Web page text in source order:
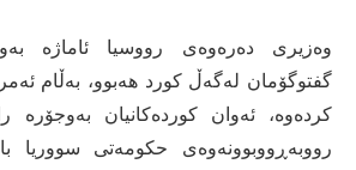
وەزیری دەرەوەی رووسیا ئاماژە
گفتوگۆمان لەگەڵ کورد هەبوو، بەڵام
کردەوه، ئەوان کوردەکانیان بەوجۆرە
رووبەڕووبوونەوەی حکومەتی سووریا